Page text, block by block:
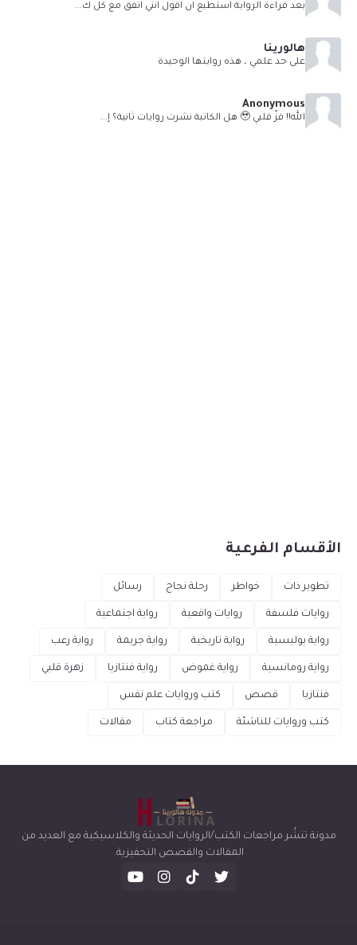
بعد قراءة الرواية استطيع ان اقول انني اتفق مع كل ك...
هالورينا
على حد علمي ، هذه روايتها الوحيدة
Anonymous
الله!! فزّ قلبي 🥹 هل الكاتبة نشرت روايات ثانية؟ إ...
الأقسام الفرعية
تطوير ذات خواطر رحلة نجاح رسائل
روايات فلسفة روايات واقعية رواية اجتماعية
رواية بوليسية رواية تاريخية رواية جريمة رواية رعب
رواية رومانسية رواية غموض رواية فنتازيا زهرة قلبي
فنتازيا قصص كتب وروايات علم نفس
كتب وروايات للناشئة مراجعة كتاب مقالات
مدونة تنشُر مراجعات الكتب/الروايات الحديثة والكلاسيكية مع العديد من
المقالات والقصص التحفيزية.